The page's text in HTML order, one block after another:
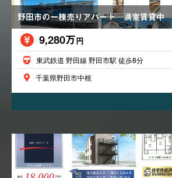
9,280万円
東武鉄道 野田線 野田市駅 徒歩8分
千葉県野田市中根